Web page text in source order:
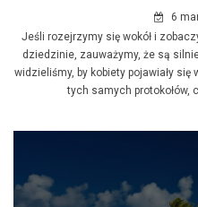
6
Jeśli rozejrzymy się wokół i
dziedzinie, zauważymy, że są
widzieliśmy, by kobiety pojawiały się
tych samych protokołów,